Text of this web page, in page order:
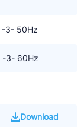
-3- 50Hz
-3- 60Hz
Download